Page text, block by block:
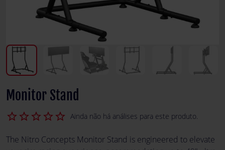
Monitor Stand
star_border
star_border
star_border
star_border
star_border Ainda não há análises para este produto.
The Nitro Concepts Monitor Stand is engineered to elevate